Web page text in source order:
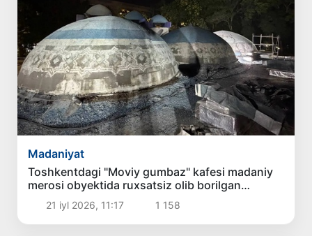
Madaniyat
Toshkentdagi "Moviy gumbaz" kafesi madaniy
merosi obyektida ruxsatsiz olib borilgan
ta’mirlash ishlari to‘xtatildi
21 iyl 2026, 11:17 1 158